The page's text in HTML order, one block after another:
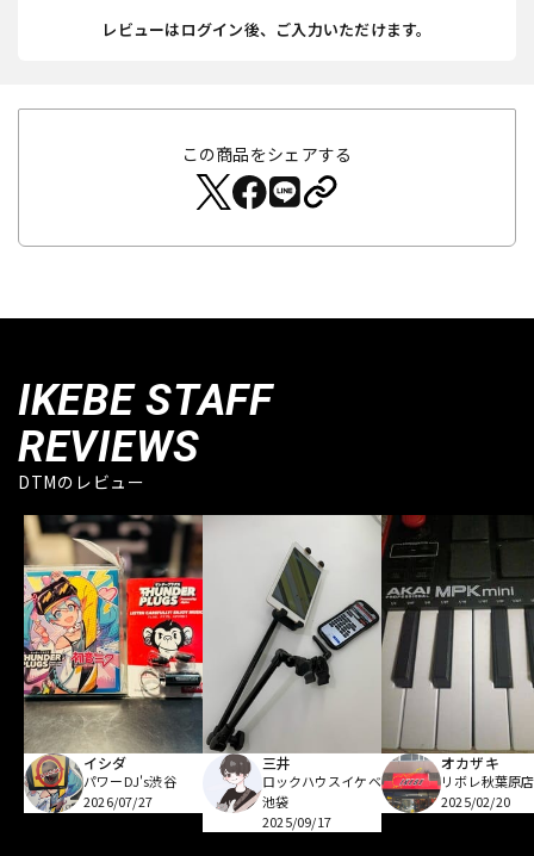
レビューはログイン後、ご入力いただけます。
この商品をシェアする
IKEBE STAFF
REVIEWS
DTMのレビュー
イシダ
パワーDJ's渋谷
2026/07/27
三井
ロックハウスイケベ
池袋
2025/09/17
オカザキ
リボレ秋葉原店
2025/02/20